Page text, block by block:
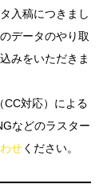
入稿につきまし
データのやり取
みをいただきま
対応）による
などのラスター
せください。